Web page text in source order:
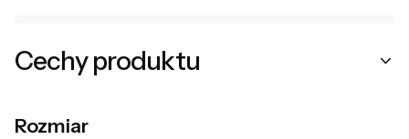
Cechy produktu
Rozmiar